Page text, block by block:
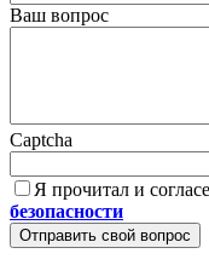
Ваш вопрос
Captcha
Я прочитал и
безопасности
Отправить свой вопрос